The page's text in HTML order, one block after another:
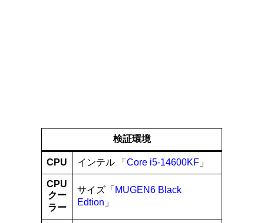
検証環境
CPU インテル 「Core i5-14600KF 」
CPU
クー
ラー
サイズ「 MUGEN6 Black
Edtion 」